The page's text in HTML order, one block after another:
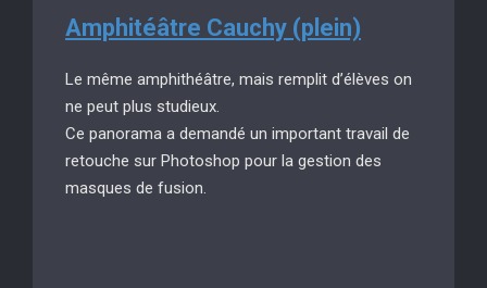
Amphitéâtre Cauchy (plein)
Le même amphithéâtre, mais remplit d’élèves on
ne peut plus studieux.
Ce panorama a demandé un important travail de
retouche sur Photoshop pour la gestion des
masques de fusion.